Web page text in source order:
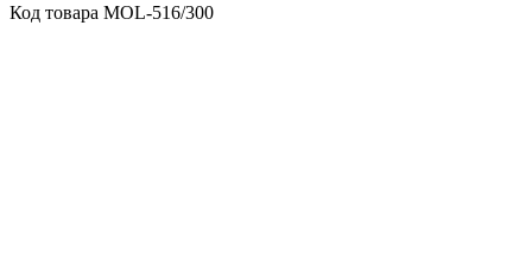
Код товара MOL-516/300